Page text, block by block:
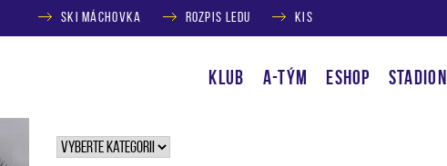
SKI MÁCHOVKA ROZPIS LEDU KIS
KLUB A-TÝM ESHOP STADION